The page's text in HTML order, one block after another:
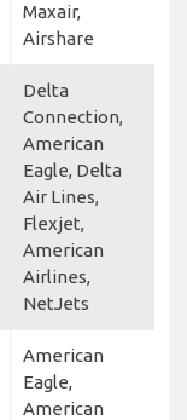
Maxair,
Airshare
Delta
Connection,
American
Eagle, Delta
Air Lines,
Flexjet,
American
Airlines,
NetJets
American
Eagle,
American